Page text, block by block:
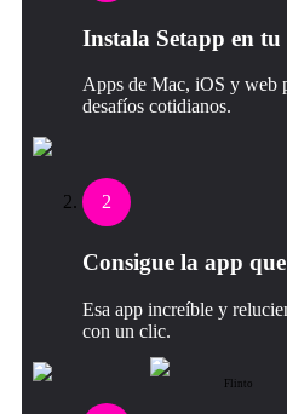
Instala Setapp en
Apps de Mac, iOS y web
desafíos cotidianos.
2
Consigue la app
Esa app increíble y
con un clic.
Flinto